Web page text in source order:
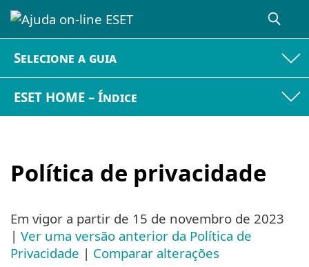
Selecione a guia
ESET HOME – Índice
Política de privacidade
Em vigor a partir de 15 de novembro de 2023
| Ver uma versão anterior da Política de
Privacidade | Comparar alterações